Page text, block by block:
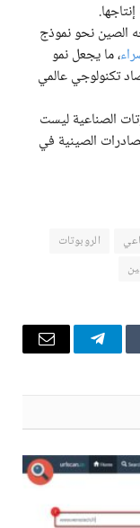
الصين نحو نموذج
، ما يجعل نمو
تكنولوجي عالمي
الصناعية ليست
الصينية في
الروبوتات
تيلقرام البريد